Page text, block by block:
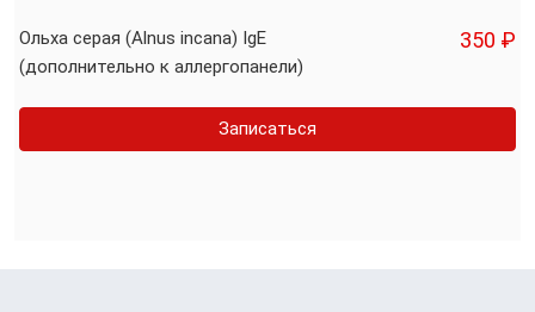
Ольха серая (Alnus incana) IgE
(дополнительно к аллергопанели)
350 ₽
Записаться